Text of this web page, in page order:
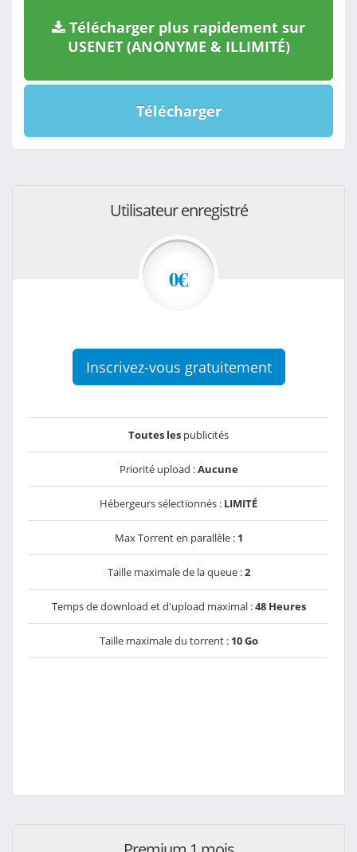
Télécharger plus rapidement sur
USENET (ANONYME & ILLIMITÉ)
Télécharger
Utilisateur enregistré
0€
Inscrivez-vous gratuitement
Toutes les publicités
Priorité upload :Aucune
Hébergeurs sélectionnés : LIMITÉ
Max Torrent en parallèle : 1
Taille maximale de la queue :2
Temps de download et d'upload maximal :48 Heures
Taille maximale du torrent : 10 Go